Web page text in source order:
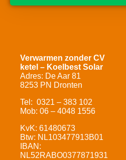
Verwarmen zonder CV
ketel – Koelbest Solar
Adres: De Aar 81
8253 PN Dronten
Tel: 0321 – 383 102
Mob: 06 – 4048 1556
KvK: 61480673
Btw: NL103477913B01
IBAN:
NL52RABO0377871931